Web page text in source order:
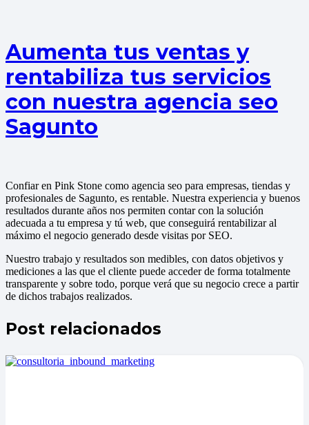
Aumenta tus ventas y
rentabiliza tus servicios
con nuestra agencia seo
Sagunto
Confiar en Pink Stone como agencia seo para empresas, tiendas y
profesionales de Sagunto, es rentable. Nuestra experiencia y buenos
resultados durante años nos permiten contar con la solución
adecuada a tu empresa y tú web, que conseguirá rentabilizar al
máximo el negocio generado desde visitas por SEO.
Nuestro trabajo y resultados son medibles, con datos objetivos y
mediciones a las que el cliente puede acceder de forma totalmente
transparente y sobre todo, porque verá que su negocio crece a partir
de dichos trabajos realizados.
Post relacionados